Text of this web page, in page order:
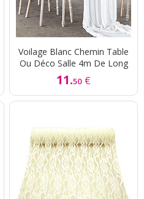
Voilage Blanc Chemin Table
Ou Déco Salle 4m De Long
11.50 €